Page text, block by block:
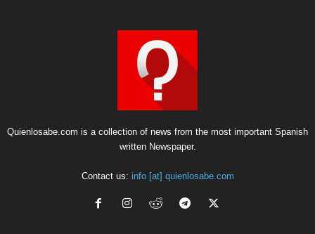
Quienlosabe.com is a collection of news from the most important Spanish
written Newspaper.
Contact us: info [at] quienlosabe.com